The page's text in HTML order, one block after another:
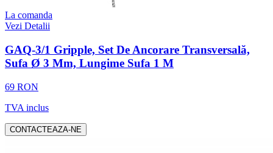
La comanda
Vezi Detalii
GAQ-3/1 Gripple, Set De Ancorare Transversală,
Sufa Ø 3 Mm, Lungime Sufa 1 M
69 RON
TVA inclus
CONTACTEAZA-NE